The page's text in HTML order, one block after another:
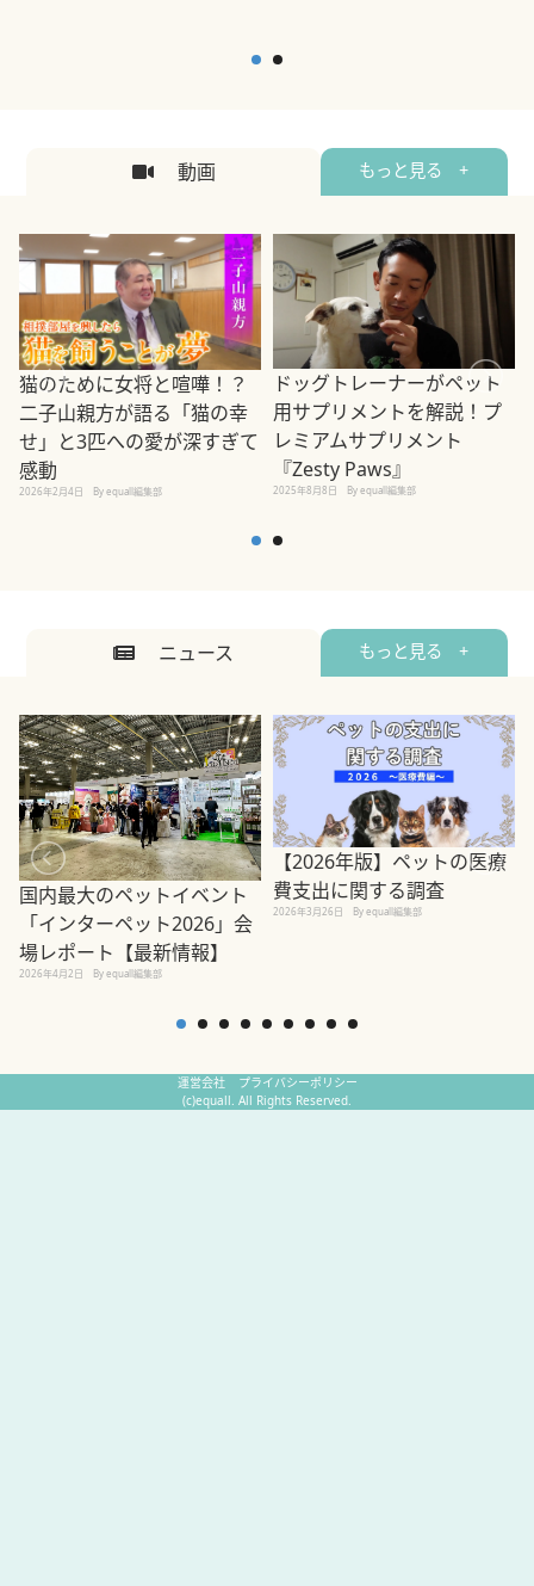
動画 もっと見る +
猫のために女将と喧嘩！？
二子山親方が語る「猫の幸
せ」と3匹への愛が深すぎて
感動
2026年2月4日 By equall編集部
ドッグトレーナーがペット
用サプリメントを解説！プ
レミアムサプリメント
『Zesty Paws』
2025年8月8日 By equall編集部
ニュース もっと見る +
国内最大のペットイベント
「インターペット2026」会
場レポート【最新情報】
2026年4月2日 By equall編集部
【2026年版】ペットの医療
費支出に関する調査
2026年3月26日 By equall編集部
運営会社
プライバシーポリシー
(c)equall. All Rights Reserved.